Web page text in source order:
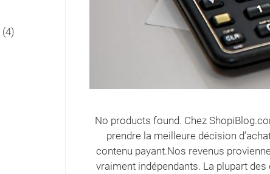
No products found. Chez
prendre la meilleure décision
contenu payant.Nos revenus
vraiment indépendants. La plupart
(4)